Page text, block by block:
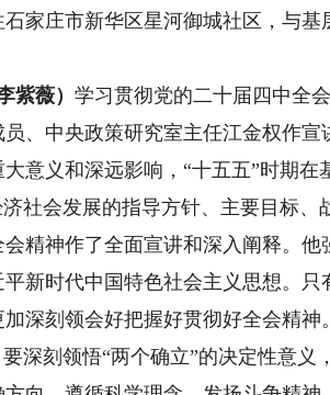
庄市新华区星河御城社区，与基
紫薇）学习贯彻党的二十届四中全
、中央政策研究室主任江金权作宣
义和深远影响，“十五五”时期在
社会发展的指导方针、主要目标、
精神作了全面宣讲和深入阐释。他
新时代中国特色社会主义思想。
深刻领会好把握好贯彻好全会精神。
刻领悟“两个确立”的决定性意义